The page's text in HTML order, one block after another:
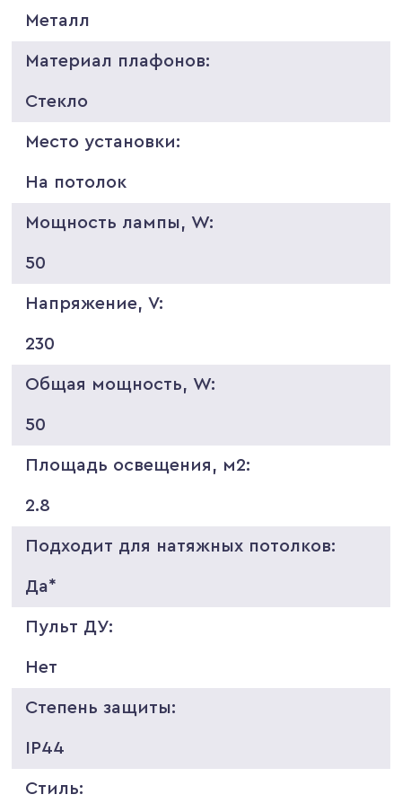
Металл
Материал плафонов:
Стекло
Место установки:
На потолок
Мощность лампы, W:
50
Напряжение, V:
230
Общая мощность, W:
50
Площадь освещения, м2:
2.8
Подходит для натяжных потолков:
Да*
Пульт ДУ:
Нет
Степень защиты:
IP44
Стиль: